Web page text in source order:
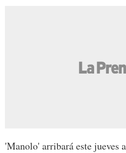
'Manolo' arribará este jueves